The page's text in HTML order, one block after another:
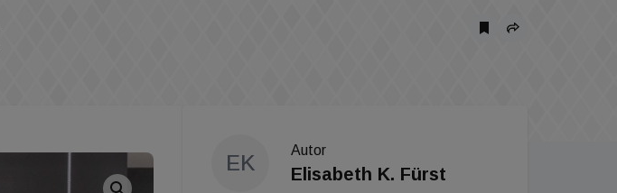
EK
Autor
Elisabeth K. Fürst